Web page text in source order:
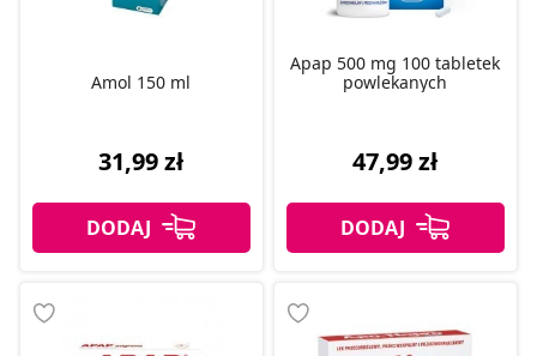
Amol 150 ml
31,99 zł
Apap 500 mg 100 tabletek
powlekanych
47,99 zł